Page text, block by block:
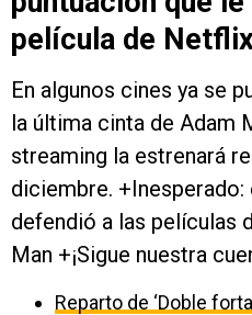
película de
En algunos cines ya se
la última cinta de Adam
streaming la estrenará
diciembre.
defendió a las películas
Man +¡Sigue nuestra
Reparto de ‘Doble